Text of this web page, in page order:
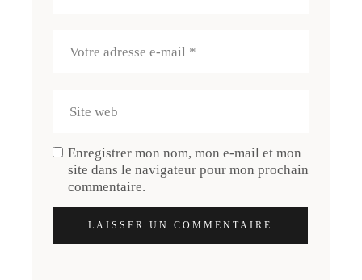
Enregistrer mon nom, mon e-mail et mon
site dans le navigateur pour mon prochain
commentaire.
LAISSER UN COMMENTAIRE